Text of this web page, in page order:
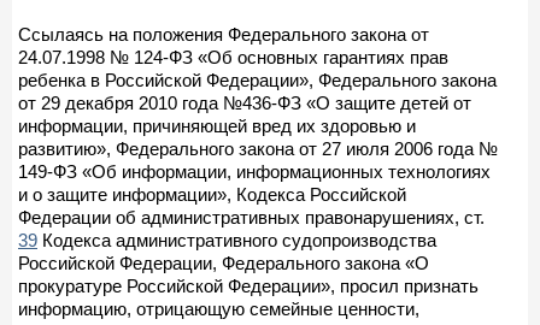
Ссылаясь на положения Федерального закона от
24.07.1998 № 124-ФЗ «Об основных гарантиях прав
ребенка в Российской Федерации», Федерального закона
от 29 декабря 2010 года №436-ФЗ «О защите детей от
информации, причиняющей вред их здоровью и
развитию», Федерального закона от 27 июля 2006 года №
149-ФЗ «Об информации, информационных технологиях
и о защите информации», Кодекса Российской
Федерации об административных правонарушениях, ст.
39 Кодекса административного судопроизводства
Российской Федерации, Федерального закона «О
прокуратуре Российской Федерации», просил признать
информацию, отрицающую семейные ценности,